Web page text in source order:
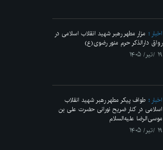
اخبار
مزار مطهر رهبر شهید انقلاب اسلامی در
رواق دارالذکر حرم منور رضوی(ع)
۱۹ /تیر/ ۱۴۰۵
اخبار
طواف پیکر مطهر رهبر شهید انقلاب
اسلامی در کنار ضریح نورانی حضرت علی‌ بن
موسی‌الرضا علیه‌السلام
۱۹ /تیر/ ۱۴۰۵